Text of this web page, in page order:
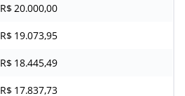
R$ 20.000,00
R$ 19.073,95
R$ 18.445,49
R$ 17.837,73